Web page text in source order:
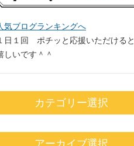
気ブログランキングへ
日１回 ポチッと応援いただけると
しいです＾＾
カテゴリー選択